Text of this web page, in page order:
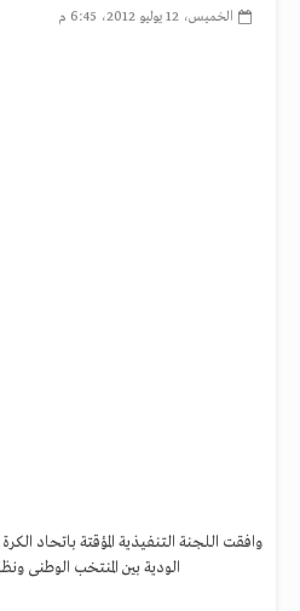
الخميس، 12 يوليو 2012، 6:45 م
وافقت اللجنة التنفيذية المؤقتة باتحاد
الودية بين المنتخب الوطنى